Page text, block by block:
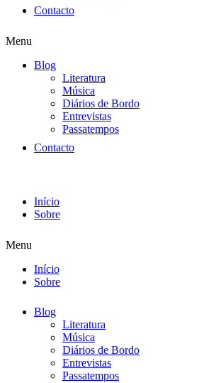
Contacto
Menu
Blog
Literatura
Música
Diários de Bordo
Entrevistas
Passatempos
Contacto
Início
Sobre
Menu
Início
Sobre
Blog
Literatura
Música
Diários de Bordo
Entrevistas
Passatempos